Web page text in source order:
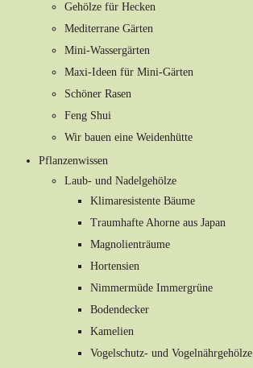
Gehölze für Hecken
Mediterrane Gärten
Mini-Wassergärten
Maxi-Ideen für Mini-Gärten
Schöner Rasen
Feng Shui
Wir bauen eine Weidenhütte
Pflanzenwissen
Laub- und Nadelgehölze
Klimaresistente Bäume
Traumhafte Ahorne aus Japan
Magnolienträume
Hortensien
Nimmermüde Immergrüne
Bodendecker
Kamelien
Vogelschutz- und Vogelnährgehölze